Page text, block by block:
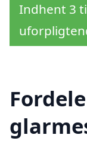
Indhent 3